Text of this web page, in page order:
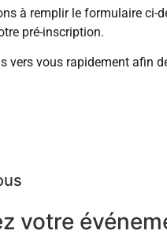
à remplir le formulaire ci-
pré-inscription.
vers vous rapidement afin
votre